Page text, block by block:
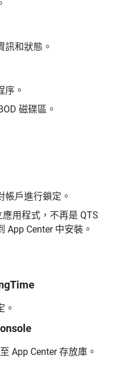
訊和狀態。
序。
磁碟區。
帳戶進行鎖定。
用程式，不再是 QTS
App Center 中安裝。
。
App Center 存放庫。